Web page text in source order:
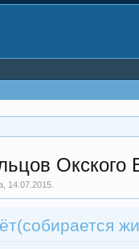
Окского
14.07.2015